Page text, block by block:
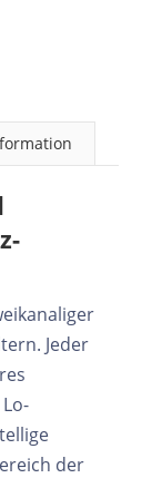
Jeder
der